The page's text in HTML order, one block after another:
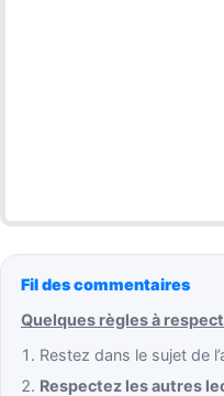
Fil des commentaires
Quelques règles à
Restez dans le sujet de
Respectez les autres